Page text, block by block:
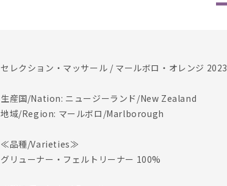
セレクション・マッサール / マールボロ・オレンジ 2023
生産国/Nation: ニュージーランド/New Zealand
地域/Region: マールボロ/Marlborough
≪品種/Varieties≫
グリューナー・フェルトリーナー 100%